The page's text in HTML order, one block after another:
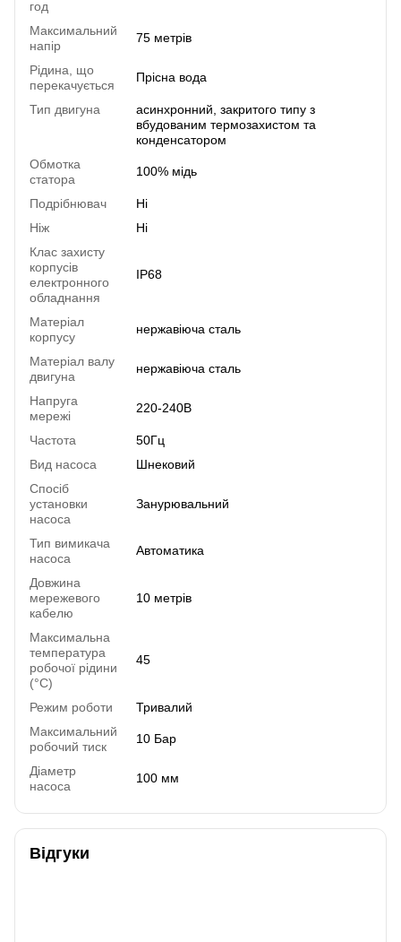
год
Максимальний
напір
75 метрів
Рідина, що
перекачується
Прісна вода
Тип двигуна
асинхронний, закритого типу з
вбудованим термозахистом та
конденсатором
Обмотка
статора
100% мідь
Подрібнювач
Ні
Ніж
Ні
Клас захисту
корпусів
електронного
обладнання
IP68
Матеріал
корпусу
нержавіюча сталь
Матеріал валу
двигуна
нержавіюча сталь
Напруга
мережі
220-240В
Частота
50Гц
Вид насоса
Шнековий
Спосіб
установки
насоса
Занурювальний
Тип вимикача
насоса
Автоматика
Довжина
мережевого
кабелю
10 метрів
Максимальна
температура
робочої рідини
(°C)
45
Режим роботи
Тривалий
Максимальний
робочий тиск
10 Бар
Діаметр
насоса
100 мм
Відгуки